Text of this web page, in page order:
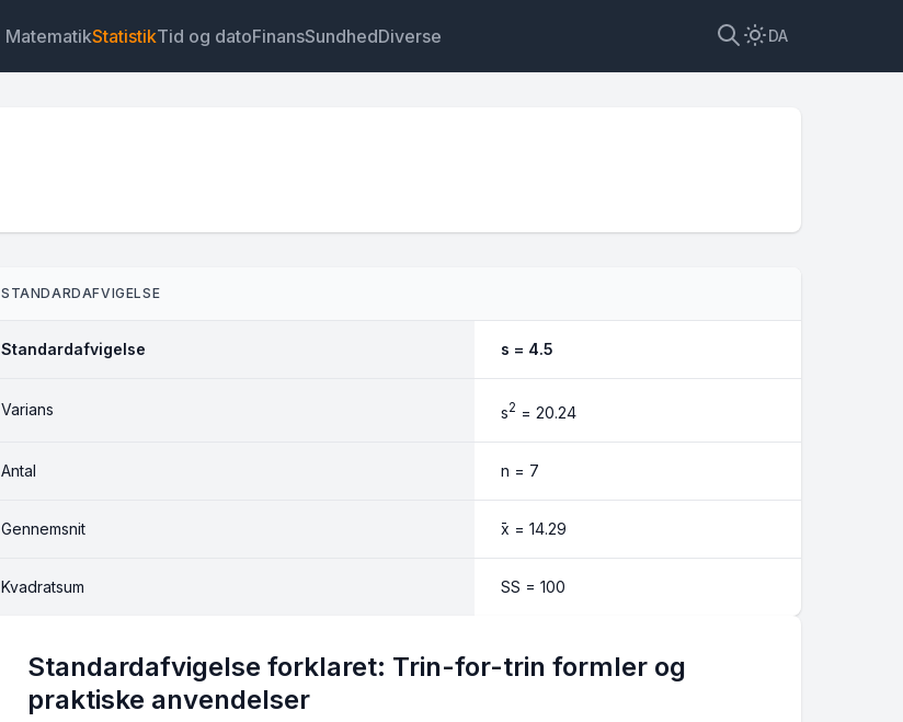
MatematikStatistikTid og datoFinansSundhedDiverse DA
STANDARDAFVIGELSE
Standardafvigelse s = 4.5
Varians s2 = 20.24
Antal n = 7
Gennemsnit x̄ = 14.29
Kvadratsum SS = 100
Standardafvigelse forklaret: Trin-for-trin formler og
praktiske anvendelser